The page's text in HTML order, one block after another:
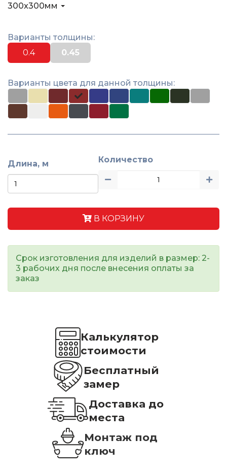
300x300мм
Варианты толщины:
0.4
0.45
Варианты цвета для данной толщины:
Длина, м Количество
В КОРЗИНУ
Срок изготовления для изделий в размер: 2-
3 рабочих дня после внесения оплаты за
заказ
Калькулятор
стоимости
Бесплатный
замер
Доставка до
места
Монтаж под
ключ